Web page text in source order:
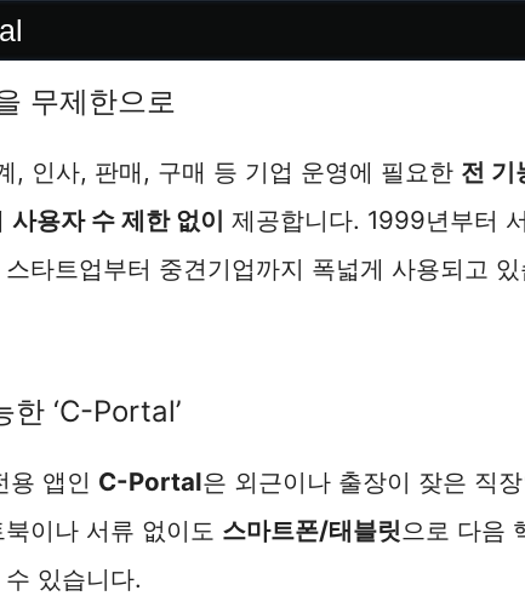
무제한으로
, 인사, 판매, 구매 등 기업 운영에 필요한 전 기
사용자 수 제한 없이 제공합니다. 1999년부터
타트업부터 중견기업까지 폭넓게 사용되고 있
한 ‘C-Portal’
용 앱인 C-Portal은 외근이나 출장이 잦은 직
북이나 서류 없이도 스마트폰/태블릿으로 다음
있습니다.